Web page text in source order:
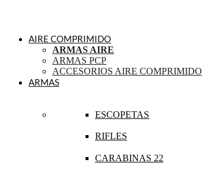
AIRE COMPRIMIDO
ARMAS AIRE
ARMAS PCP
ACCESORIOS AIRE COMPRIMIDO
ARMAS
ESCOPETAS
RIFLES
CARABINAS 22